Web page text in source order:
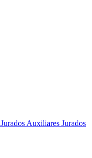
Jurados Auxiliares Jurados